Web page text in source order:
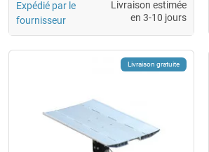
Expédié par le
fournisseur
Livraison estimée
en 3-10 jours
Livraison gratuite